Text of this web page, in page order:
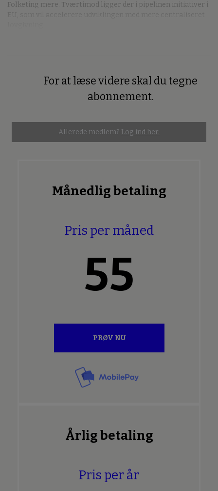
Folketing mere. Tværtimod ligger der i pipelinen initiativer i
For at læse videre skal du tegne
abonnement.
Allerede medlem? Log ind her.
Månedlig betaling
Pris per måned
55
PRØV NU
Årlig betaling
Pris per år